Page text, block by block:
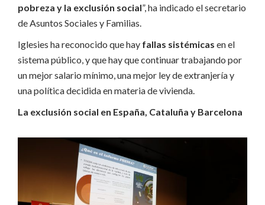
pobreza y la exclusión social”, ha indicado el secretario
de Asuntos Sociales y Familias.
Iglesies ha reconocido que hay fallas sistémicas en el
sistema público, y que hay que continuar trabajando por
un mejor salario mínimo, una mejor ley de extranjería y
una política decidida en materia de vivienda.
La exclusión social en España, Cataluña y Barcelona